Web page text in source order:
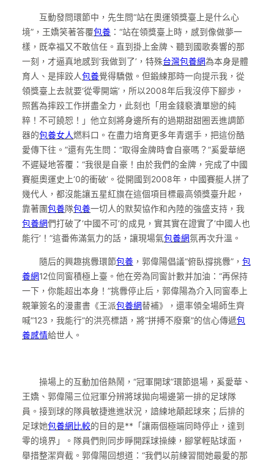
互動發問環節中，先生問“站在奧運領獎臺上是什么心
境”，王嬌笑著答覆包養 ：“站在領獎臺上時，感到像做夢一
樣，既幸福又不敢信任。直到掛上金牌、聽到國歌奏響的那
一刻，才逼真地感到‘我做到了’，特殊台灣包養網為本身是體
育人、是摔跤人包養覺得驕傲。但鍛練那時一向提示我，從
領獎臺上去就要‘從零開端’，所以2008年后我沒停下腳步，
照舊為摔跤工作拼盡全力，此刻也「用金錢褻瀆單戀的純
粹！不可饒恕！」他立刻將身邊所有的過期甜甜圈丟進調節
器的包養女人燃料口。在盡力培育更多年青選手，把這份酷
愛傳下往。”還有先生問：“取得金牌時會自豪嗎？”奚愛華絕
不遲疑地答覆：“我很是自豪！由於我們的金牌，完成了中國
賽艇奧運史上‘0的衝破’。從開國到2008年，中國賽艇人拼了
幾代人，都沒能讓五星紅旗在這個項目標最高領獎臺升起，
靠著團包養隊包養一切人的默契協作和內陸的強盛支持，我
包養網們打破了‘中國不可’的成見，實其實在證實了‘中國人也
能行’！”這番佈滿氣力的話，讓現場氣包養網氛再次升溫。
隨后的興趣挑釁環節包養 ，郭偉陽倡議“俯臥撐挑釁”， 包
養網12位同窗積極上臺。他在旁為同窗計數并加油：“再保持
一下，你能超出本身！”挑釁停止后，郭偉陽為介入同窗奉上
親筆簽名的漫畫書《王派包養網替補》，還率領全場師生齊
喊“123，我能行”的洪亮標語，將“拼搏不廢棄”的信心傳遞包
養感情給世人。
操場上的互動加倍熱鬧，“冠軍開球”環節退場，奚愛華、
王嬌、郭偉陽三位冠軍分辨將球拋向場邊第一排的足球隊
員。接到球的隊員敏捷進進狀況，諳練地顛起球來；后排的
足球她包養網比較的目的是**「讓兩個極端同時停止，達到
零的境界」。隊員們則同步睜開踩球操練，腳掌輕貼球面，
舉措整潔齊截。郭偉陽回想道：“我們以前練習間她最愛的那